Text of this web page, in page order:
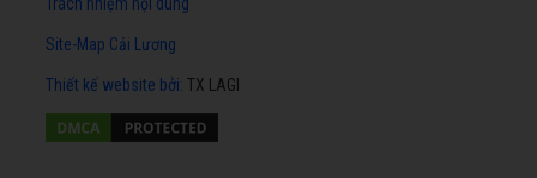
Trách nhiệm nội dung
Site-Map Cải Lương
Thiết kế website bởi: TX LAGI